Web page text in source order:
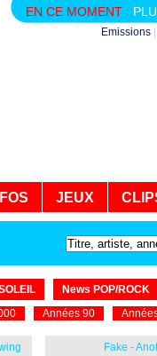
EN CE MOMENT :
Emissions
JEUX
News POP/ROCK
Années 90
Fake -